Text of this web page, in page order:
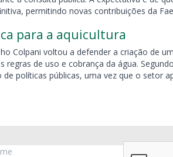
permitindo novas contribuições da
para a aquicultura
Colpani voltou a defender a criação de
regras de uso e cobrança da água.
políticas públicas, uma vez que o setor